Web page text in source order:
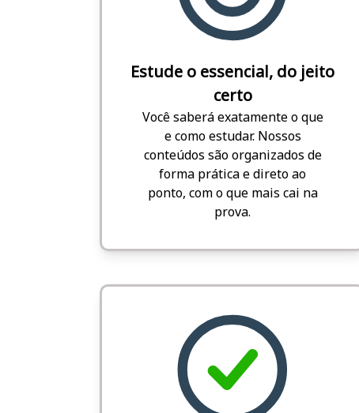
Estude o essencial, do jeito
certo
Você saberá exatamente o que
e como estudar. Nossos
conteúdos são organizados de
forma prática e direto ao
ponto, com o que mais cai na
prova.